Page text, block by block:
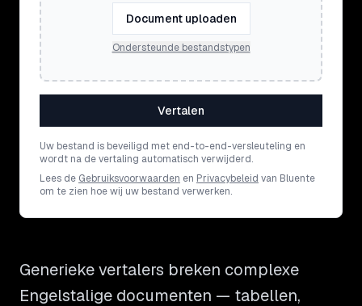
Document uploaden
Ondersteunde bestandstypen
Vertalen
Uw bestand is beveiligd met end-to-end-versleuteling en
wordt na de vertaling automatisch verwijderd.
Lees de Gebruiksvoorwaarden en Privacybeleid van Bluente
om te zien hoe wij uw bestand verwerken.
Generieke vertalers breken complexe
Engelstalige documenten — tabellen,